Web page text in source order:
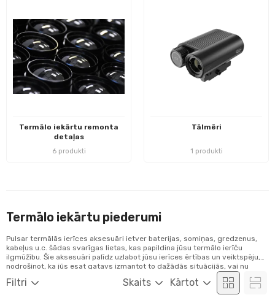
Termālo iekārtu remonta
detaļas
6 produkti
Tālmēri
1 produkti
Termālo iekārtu piederumi
Filtri Skaits Kārtot
Pulsar termālās ierīces aksesuāri ietver baterijas, somiņas, gredzenus,
kabeļus u.c. šādas svarīgas lietas, kas papildina jūsu termālo ierīču
ilgmūžību. Šie aksesuāri palīdz uzlabot jūsu ierīces ērtības un veiktspēju,
nodrošinot, ka jūs esat gatavs izmantot to dažādās situācijās, vai nu